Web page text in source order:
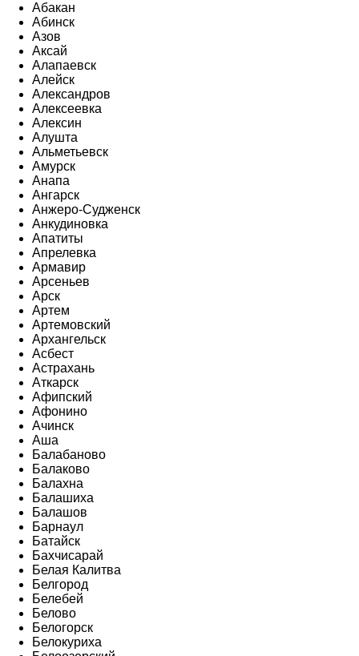
Абакан
Абинск
Азов
Аксай
Алапаевск
Алейск
Александров
Алексеевка
Алексин
Алушта
Альметьевск
Амурск
Анапа
Ангарск
Анжеро-Судженск
Анкудиновка
Апатиты
Апрелевка
Армавир
Арсеньев
Арск
Артем
Артемовский
Архангельск
Асбест
Астрахань
Аткарск
Афипский
Афонино
Ачинск
Аша
Балабаново
Балаково
Балахна
Балашиха
Балашов
Барнаул
Батайск
Бахчисарай
Белая Калитва
Белгород
Белебей
Белово
Белогорск
Белокуриха